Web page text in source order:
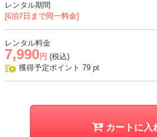
・ドレスはレース生地で、透け感あり
・インナーは柔らかく肌なじみの良いジョ
おすすめシーン
結婚式、二次会、謝恩会、成人式、同窓
ど
レンタル期間
[6泊7日まで同一料金]
レンタル料金
7,990 円 (税込)
獲得予定ポイント 79 pt
カートに入